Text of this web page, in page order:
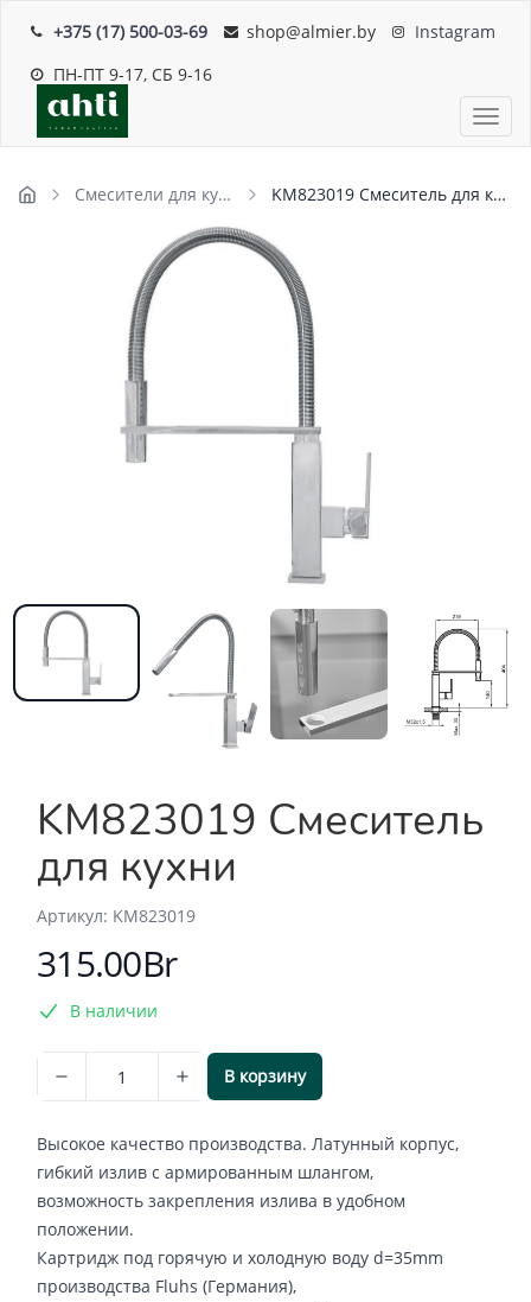
+375 (17) 500-03-69 shop@almier.by
Instagram
ПН-ПТ 9-17, СБ 9-16
Смесители для кухни KM823019 Смеситель для кухни
KM823019 Смеситель
для кухни
Aртикул: KM823019
315.00Br
В наличии
В корзину
Высокое качество производства. Латунный корпус,
гибкий излив с армированным шлангом,
возможность закрепления излива в удобном
положении.
Картридж под горячую и холодную воду d=35mm
производства Fluhs (Германия),